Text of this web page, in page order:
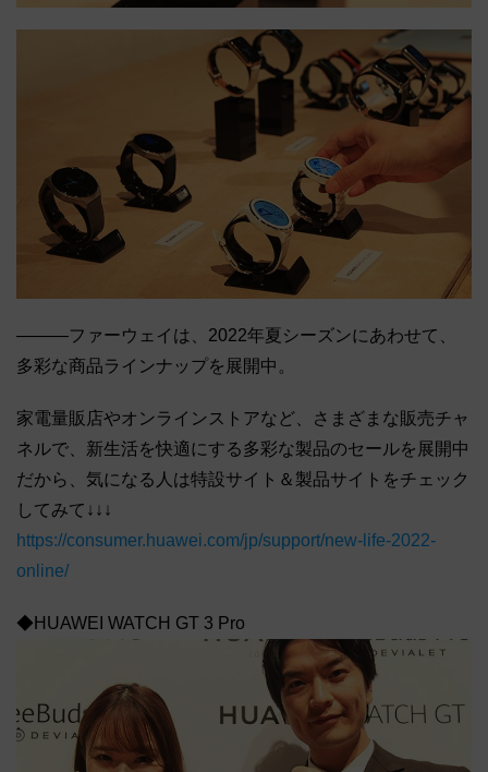
―――ファーウェイは、2022年夏シーズンにあわせて、
多彩な商品ラインナップを展開中。
家電量販店やオンラインストアなど、さまざまな販売チャ
ネルで、新生活を快適にする多彩な製品のセールを展開中
だから、気になる人は特設サイト＆製品サイトをチェック
してみて↓↓↓
https://consumer.huawei.com/jp/support/new-life-2022-
online/
◆HUAWEI WATCH GT 3 Pro